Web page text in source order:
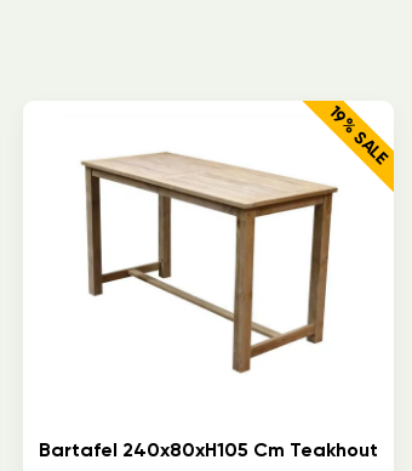
19% SALE
Bartafel 240x80xH105 Cm Teakhout